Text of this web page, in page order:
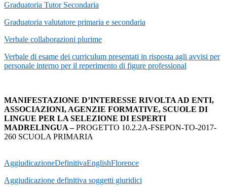
Graduatoria Tutor Secondaria
Graduatoria valutatore primaria e secondaria
Verbale collaborazioni plurime
Verbale di esame dei curriculum presentati in risposta agli avvisi per
personale interno per il reperimento di figure professional
MANIFESTAZIONE D’INTERESSE RIVOLTA AD ENTI,
ASSOCIAZIONI, AGENZIE FORMATIVE, SCUOLE DI
LINGUE PER LA SELEZIONE DI ESPERTI
MADRELINGUA –PROGETTO 10.2.2A-FSEPON-TO-2017-
260 SCUOLA PRIMARIA
AggiudicazioneDefinitivaEnglishFlorence
Aggiudicazione definitiva soggetti giuridici